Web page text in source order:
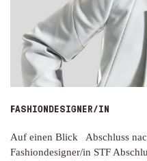
FASHIONDESIGNER/IN
Auf einen Blick Abschluss
Fashiondesigner/in STF